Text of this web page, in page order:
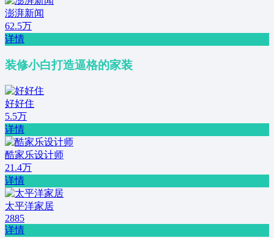
澎湃新闻
62.5万
详情
装修小白打造逼格的家装
好好住
5.5万
详情
酷家乐设计师
21.4万
详情
太平洋家居
2885
详情